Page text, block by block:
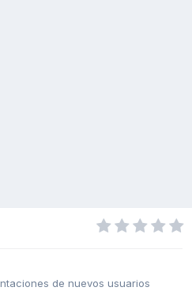
de nuevos usuarios